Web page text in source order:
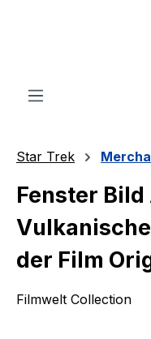
Star Trek
Fenster
der Film
Filmwelt Collection